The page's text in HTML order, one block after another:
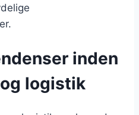
inden
logistik